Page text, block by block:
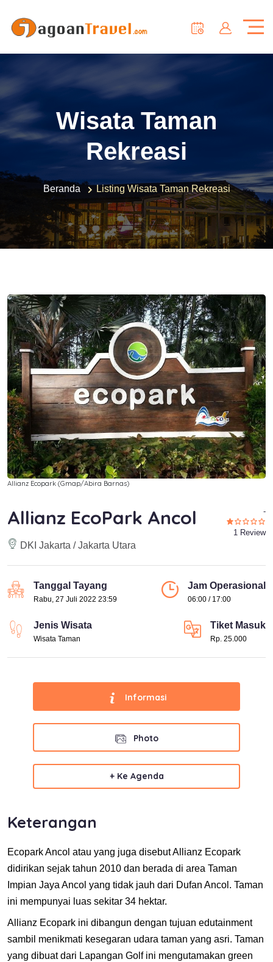
Wisata Taman
Rekreasi
Beranda Listing Wisata Taman Rekreasi
Allianz Ecopark (Gmap/Abira Barnas)
Allianz EcoPark Ancol
DKI Jakarta / Jakarta Utara
-
1 Review
Tanggal Tayang
Rabu, 27 Juli 2022 23:59
Jam Operasional
06:00 / 17:00
Jenis Wisata
Wisata Taman
Tiket Masuk
Rp. 25.000
Informasi
Photo
+ Ke Agenda
Keterangan
Ecopark Ancol atau yang juga disebut Allianz Ecopark
didirikan sejak tahun 2010 dan berada di area Taman
Impian Jaya Ancol yang tidak jauh dari Dufan Ancol. Taman
ini mempunyai luas sekitar 34 hektar.
Allianz Ecopark ini dibangun dengan tujuan edutainment
sambil menikmati kesegaran udara taman yang asri. Taman
yang dibuat dari Lapangan Golf ini mengutamakan green